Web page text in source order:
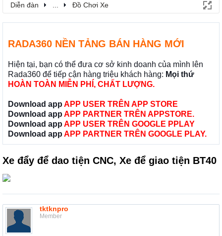
Diễn đàn Đồ Chơi Xe
RADA360 NỀN TẢNG BÁN HÀNG MỚI
Hiện tại, bạn có thể đưa cơ sở kinh doanh của mình lên
Rada360 để tiếp cận hàng triệu khách hàng: Mọi thứ
HOÀN TOÀN MIỄN PHÍ, CHẤT LƯỢNG.
Download app APP USER TRÊN APP STORE
Download app APP PARTNER TRÊN APPSTORE.
Download app APP USER TRÊN GOOGLE PPLAY
Download app APP PARTNER TRÊN GOOGLE PLAY.
Xe đẩy để dao tiện CNC, Xe để giao tiện BT40
tktknpro
Member